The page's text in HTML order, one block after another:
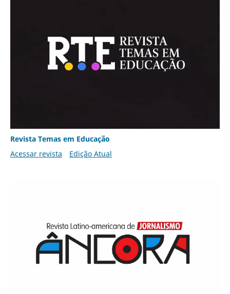
Revista Temas em Educação
Acessar revista
Edição Atual